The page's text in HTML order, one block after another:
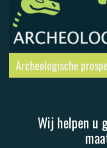
Archeologische
Wij helpen u